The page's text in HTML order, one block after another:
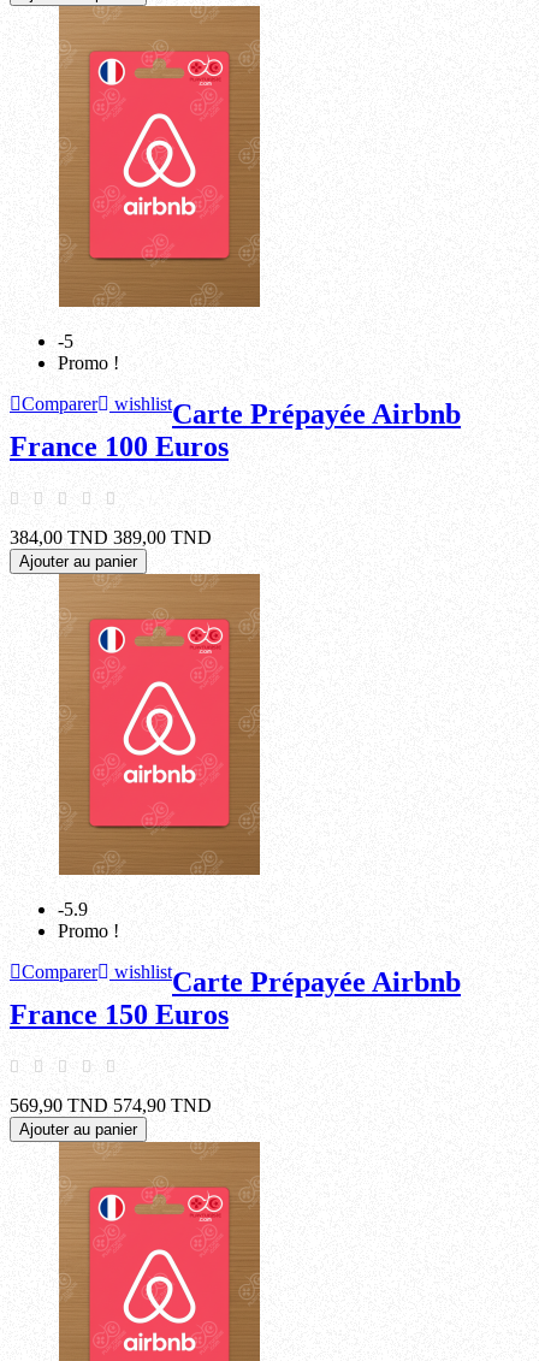
-5
Promo !
Comparer
wishlistCarte Prépayée Airbnb
France 100 Euros
384,00 TND 389,00 TND
Ajouter au panier
-5.9
Promo !
Comparer
wishlistCarte Prépayée Airbnb
France 150 Euros
569,90 TND 574,90 TND
Ajouter au panier